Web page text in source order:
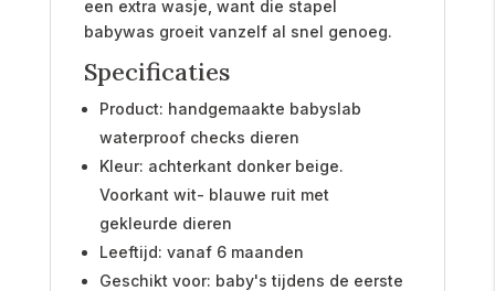
een extra wasje, want die stapel
babywas groeit vanzelf al snel genoeg.
Specificaties
Product: handgemaakte babyslab
waterproof checks dieren
Kleur: achterkant donker beige.
Voorkant wit- blauwe ruit met
gekleurde dieren
Leeftijd: vanaf 6 maanden
Geschikt voor: baby's tijdens de eerste